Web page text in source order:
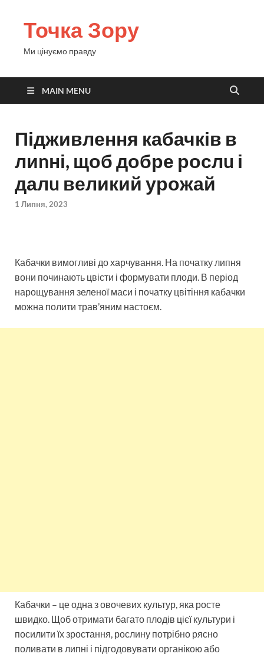
Точка Зору
Ми цінуємо правду
MAIN MENU
Підживлення кабачків в
лиnні, щоб добре рослu і
далu великий урожай
1 Липня, 2023
Кабачки вимогливі до харчування. На початку липня
вони починають цвісти і формувати плоди. В період
нарощування зеленої маси і початку цвітіння кабачки
можна полити трав’яним настоєм.
Кабачки – це одна з овочевих культур, яка росте
швидко. Щоб отримати багато плодів цієї культури і
посилити їх зростання, рослину потрібно рясно
поливати в липні і підгодовувати органікою або